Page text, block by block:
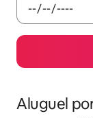
Aluguel